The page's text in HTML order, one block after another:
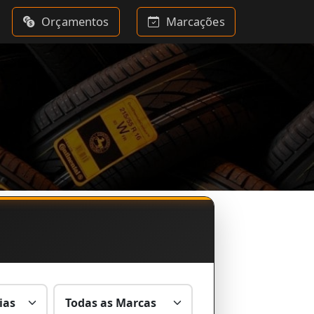
Orçamentos Marcações